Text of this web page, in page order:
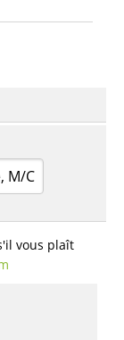
M/C
vous plaît